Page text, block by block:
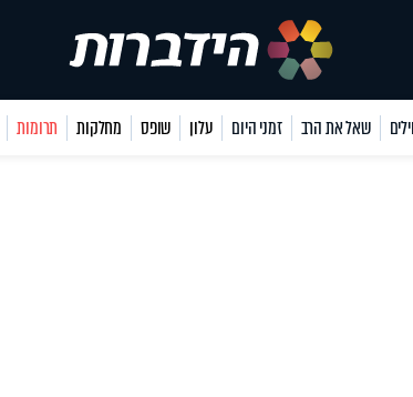
שאל את הרב זמני היום עלון שופס מחלקות תרומות